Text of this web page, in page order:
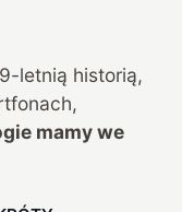
-letnią historią,
mamy we